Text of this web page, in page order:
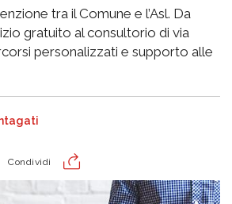
tra il Comune e l’Asl. Da
gratuito al consultorio di via
personalizzati e supporto alle
Condividi